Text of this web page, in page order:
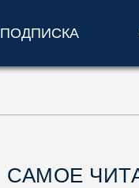
ПОДПИСКА
САМОЕ